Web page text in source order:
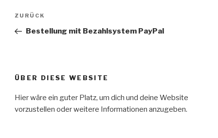
Beitragsnavigation
Vorheriger
Beitrag
ZURÜCK
Bestellung mit Bezahlsystem PayPal
ÜBER DIESE WEBSITE
Hier wäre ein guter Platz, um dich und deine Website
vorzustellen oder weitere Informationen anzugeben.